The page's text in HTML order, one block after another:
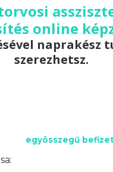
online
naprakész
szerezhetsz.
egyösszegű